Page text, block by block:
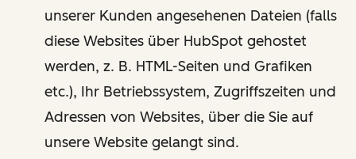
unserer Kunden angesehenen Dateien (falls
diese Websites über HubSpot gehostet
werden, z. B. HTML-Seiten und Grafiken
etc.), Ihr Betriebssystem, Zugriffszeiten und
Adressen von Websites, über die Sie auf
unsere Website gelangt sind.